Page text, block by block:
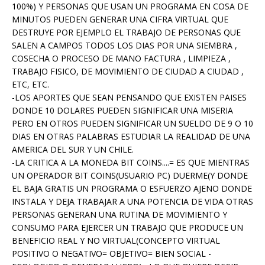
100%) Y PERSONAS QUE USAN UN PROGRAMA EN COSA DE
MINUTOS PUEDEN GENERAR UNA CIFRA VIRTUAL QUE
DESTRUYE POR EJEMPLO EL TRABAJO DE PERSONAS QUE
SALEN A CAMPOS TODOS LOS DIAS POR UNA SIEMBRA ,
COSECHA O PROCESO DE MANO FACTURA , LIMPIEZA ,
TRABAJO FISICO, DE MOVIMIENTO DE CIUDAD A CIUDAD ,
ETC, ETC.
-LOS APORTES QUE SEAN PENSANDO QUE EXISTEN PAISES
DONDE 10 DOLARES PUEDEN SIGNIFICAR UNA MISERIA
PERO EN OTROS PUEDEN SIGNIFICAR UN SUELDO DE 9 O 10
DIAS EN OTRAS PALABRAS ESTUDIAR LA REALIDAD DE UNA
AMERICA DEL SUR Y UN CHILE.
-LA CRITICA A LA MONEDA BIT COINS....= ES QUE MIENTRAS
UN OPERADOR BIT COINS(USUARIO PC) DUERME(Y DONDE
EL BAJA GRATIS UN PROGRAMA O ESFUERZO AJENO DONDE
INSTALA Y DEJA TRABAJAR A UNA POTENCIA DE VIDA OTRAS
PERSONAS GENERAN UNA RUTINA DE MOVIMIENTO Y
CONSUMO PARA EJERCER UN TRABAJO QUE PRODUCE UN
BENEFICIO REAL Y NO VIRTUAL(CONCEPTO VIRTUAL
POSITIVO O NEGATIVO= OBJETIVO= BIEN SOCIAL -